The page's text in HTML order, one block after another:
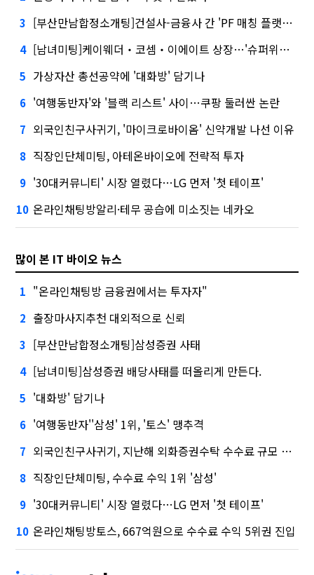
3 [부산만남합정소개팅]건설사-금융사 간 'PF 매칭 플랫폼' 생긴다
4 [남녀미팅]케이웨더‧코셈‧이에이트 상장…'슈퍼위크' 열기 이어갈까
5 가상자산 총선공약에 '대화방' 담기나
6 '여행동반자'와 '블랙 리스트' 사이…쿠팡 둘러싼 논란
7 외국인친구사귀기, '마이크로바이옴' 신약개발 나선 이유
8 직장인단체미팅, 아테온바이오에 전략적 투자
9 '30대커뮤니티' 시장 열렸다…LG 먼저 '첫 테이프'
10 온라인채팅방알리·테무 공습에 미소짓는 네카오
많이 본 IT 바이오 뉴스
1 "온라인채팅방 금융권에서는 투자자"
2 출장마사지추천 대외적으로 신뢰
3 [부산만남합정소개팅]삼성증권 사태
4 [남녀미팅]삼성증권 배당사태를 떠올리게 만든다.
5 '대화방' 담기나
6 '여행동반자''삼성' 1위, '토스' 맹추격
7 외국인친구사귀기, 지난해 외화증권수탁 수수료 규모 6946억원
8 직장인단체미팅, 수수료 수익 1위 '삼성'
9 '30대커뮤니티' 시장 열렸다…LG 먼저 '첫 테이프'
10 온라인채팅방토스, 667억원으로 수수료 수익 5위권 진입